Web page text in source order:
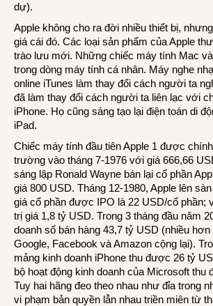
dự).
Apple không cho ra đời nhiều thiết bị,
giá cái đó. Các loại sản phẩm của Apple
trào lưu mới. Những chiếc máy tính Mac
trong dòng máy tính cá nhân. Máy nghe
online iTunes làm thay đổi cách người ta
đã làm thay đổi cách người ta liên lạc với
iPhone. Họ cũng sáng tạo lại điện toán di
iPad.
Chiếc máy tính đầu tiên Apple 1 được
trường vào tháng 7-1976 với giá 666,66
sáng lập Ronald Wayne bán lại cổ phần
giá 800 USD. Tháng 12-1980, Apple lên
giá cổ phần được IPO là 22 USD/cổ phần;
trị giá 1,8 tỷ USD. Trong 3 tháng đầu năm
doanh số bán hàng 43,7 tỷ USD (nhiều
Google, Facebook và Amazon cộng lại).
mảng kinh doanh iPhone thu được 26 tỷ
bộ hoạt động kinh doanh của Microsoft thu
Tuy hai hãng đeo theo nhau như đỉa trong
vi phạm bản quyền lẫn nhau triền miên từ